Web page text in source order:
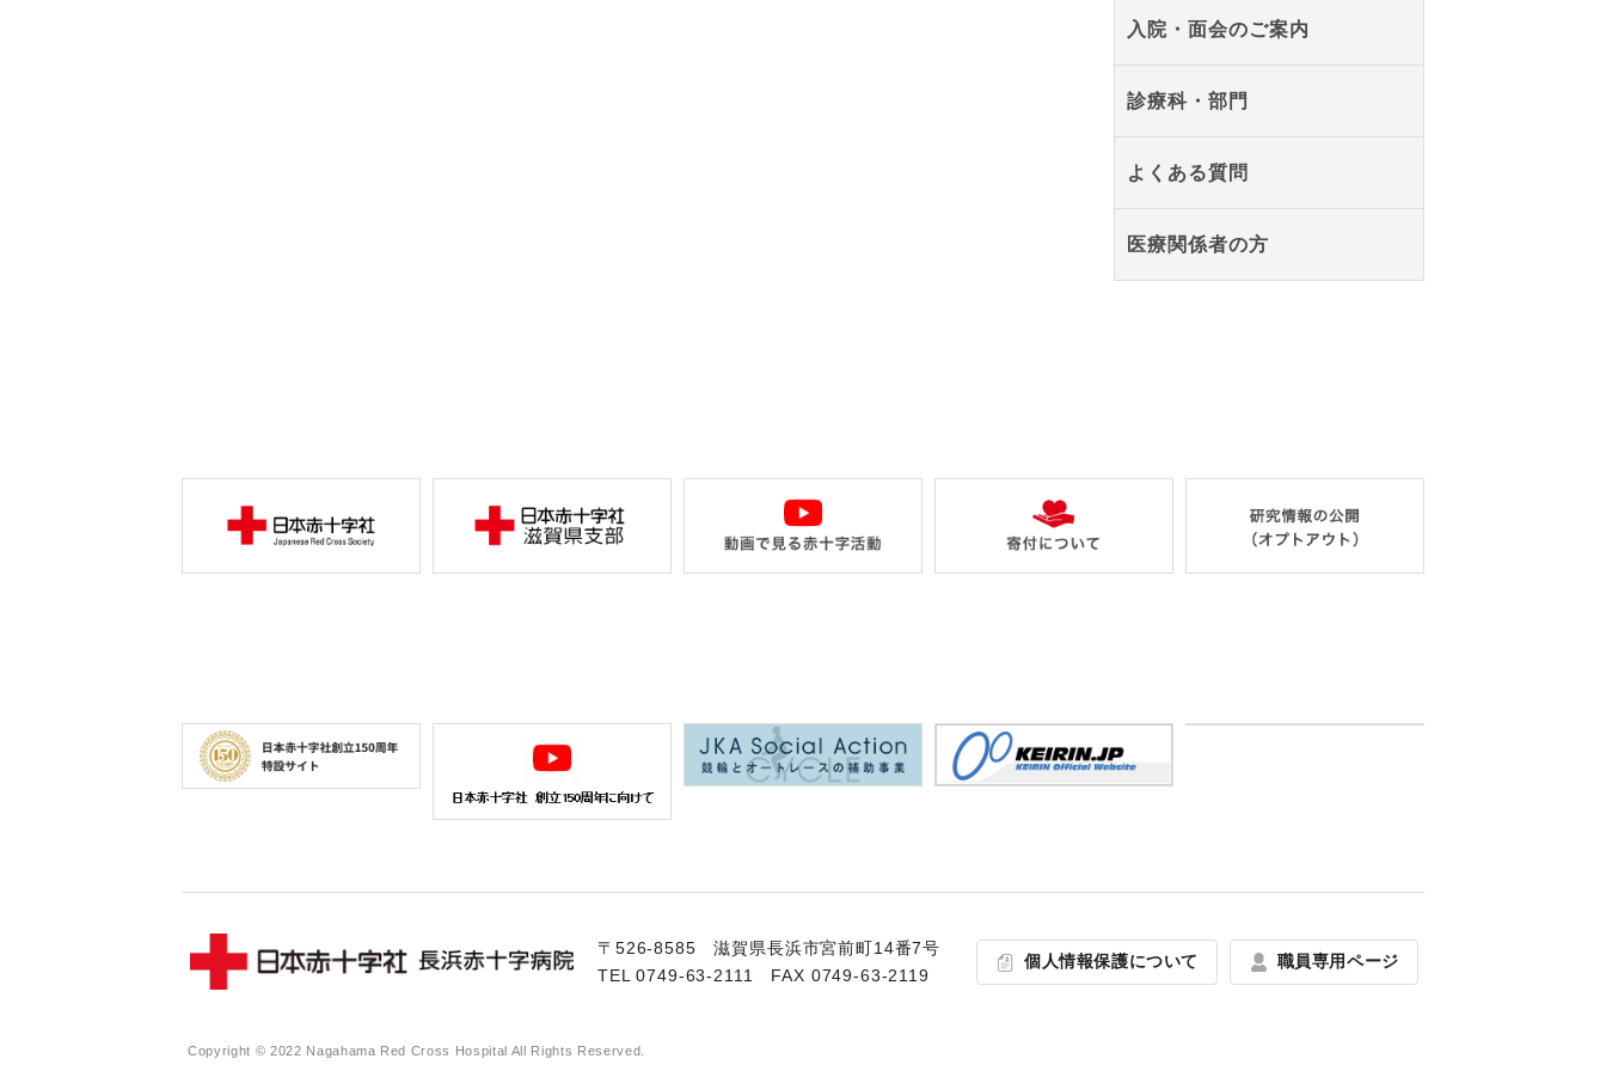
入院・面会のご案内
診療科・部門
よくある質問
医療関係者の方
〒526-8585 滋賀県⻑浜市宮前町14番7号
TEL0749-63-2111 FAX 0749-63-2119
個人情報保護について 職員専用ページ
Copyright © 2022 Nagahama Red Cross Hospital All Rights Reserved.